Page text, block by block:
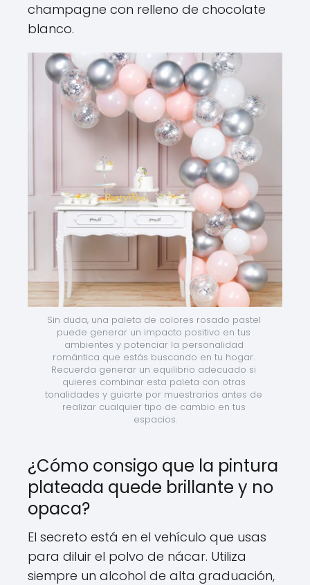
champagne con relleno de chocolate
blanco.
Sin duda, una paleta de colores rosado pastel
puede generar un impacto positivo en tus
ambientes y potenciar la personalidad
romántica que estás buscando en tu hogar.
Recuerda generar un equilibrio adecuado si
quieres combinar esta paleta con otras
tonalidades y guiarte por muestrarios antes de
realizar cualquier tipo de cambio en tus
espacios.
¿Cómo consigo que la pintura
plateada quede brillante y no
opaca?
El secreto está en el vehículo que usas
para diluir el polvo de nácar. Utiliza
siempre un alcohol de alta graduación,